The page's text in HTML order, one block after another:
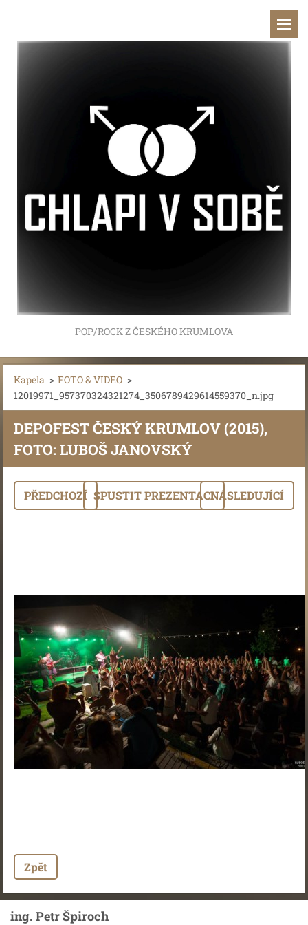
POP/ROCK Z ČESKÉHO KRUMLOVA
Kapela > FOTO & VIDEO >
12019971_957370324321274_3506789429614559370_n.jpg
DEPOFEST ČESKÝ KRUMLOV (2015),
FOTO: LUBOŠ JANOVSKÝ
PŘEDCHOZÍ SPUSTIT PREZENTACINÁSLEDUJÍCÍ
Zpět
ing. Petr Špiroch